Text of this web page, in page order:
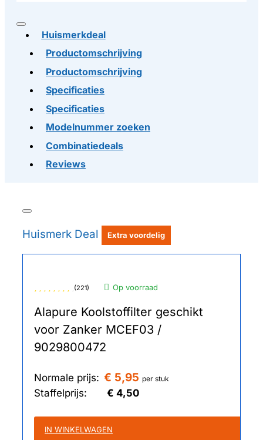
Huismerkdeal
Productomschrijving
Productomschrijving
Specificaties
Specificaties
Modelnummer zoeken
Combinatiedeals
Reviews
Huismerk Deal Extra voordelig
(221) Op voorraad
Alapure Koolstoffilter geschikt
voor Zanker MCEF03 /
9029800472
Normale prijs: € 5,95 per stuk
Staffelprijs: € 4,50
IN WINKELWAGEN